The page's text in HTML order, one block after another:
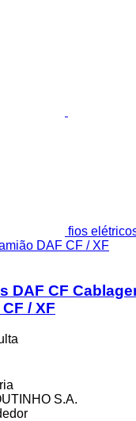
fios
DAF CF / XF
DAF CF
/ XF
S.A.